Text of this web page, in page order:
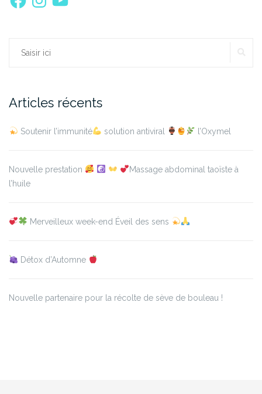
Rechercher :
Articles récents
Soutenir l’immunité solution antiviral l’Oxymel
Nouvelle prestation
Massage abdominal taoïste à
l’huile
Merveilleux week-end Éveil des sens
Détox d’Automne
Nouvelle partenaire pour la récolte de sève de bouleau !